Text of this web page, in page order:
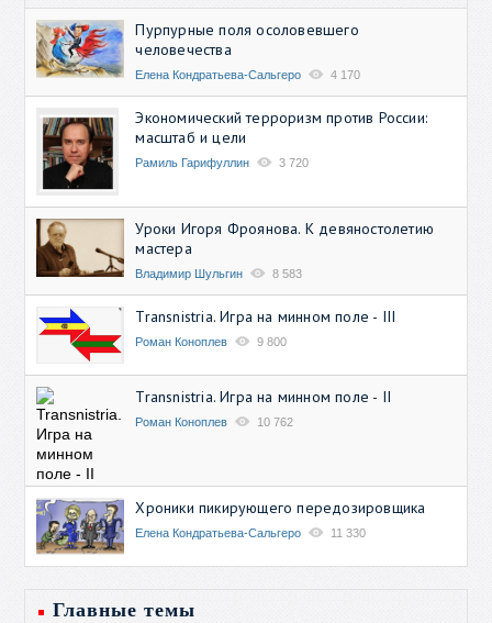
Пурпурные поля осоловевшего
человечества
Елена Кондратьева-Сальгеро 4 170
Экономический терроризм против России:
масштаб и цели
Рамиль Гарифуллин 3 720
Уроки Игоря Фроянова. К девяностолетию
мастера
Владимир Шульгин 8 583
Transnistria. Игра на минном поле - III
Роман Коноплев 9 800
Transnistria. Игра на минном поле - II
Роман Коноплев 10 762
Хроники пикирующего передозировщика
Елена Кондратьева-Сальгеро 11 330
Главные темы